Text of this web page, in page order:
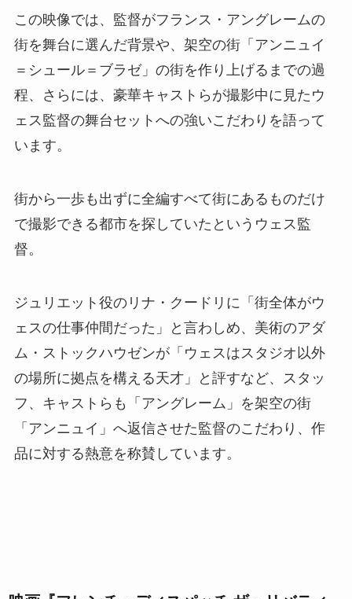
この映像では、監督がフランス・アングレームの
街を舞台に選んだ背景や、架空の街「アンニュイ
＝シュール＝ブラゼ」の街を作り上げるまでの過
程、さらには、豪華キャストらが撮影中に見たウ
ェス監督の舞台セットへの強いこだわりを語って
います。
街から一歩も出ずに全編すべて街にあるものだけ
で撮影できる都市を探していたというウェス監
督。
ジュリエット役のリナ・クードリに「街全体がウ
ェスの仕事仲間だった」と言わしめ、美術のアダ
ム・ストックハウゼンが「ウェスはスタジオ以外
の場所に拠点を構える天才」と評すなど、スタッ
フ、キャストらも「アングレーム」を架空の街
「アンニュイ」へ返信させた監督のこだわり、作
品に対する熱意を称賛しています。